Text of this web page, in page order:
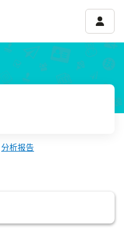
账号
分析报告